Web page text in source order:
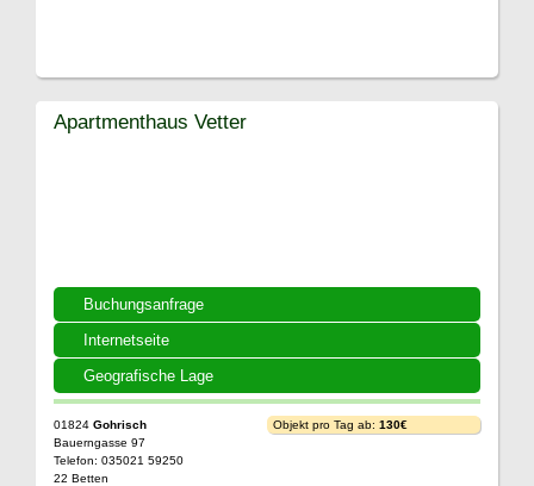
Buchungsanfrage
Internetseite
Geografische Lage
Apartmenthaus Vetter
01824 Gohrisch
Bauerngasse 97
Telefon: 035021 59250
22 Betten
Objekt pro Tag ab: 130€